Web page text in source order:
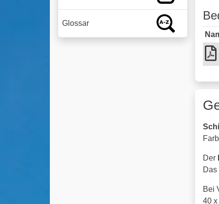
Glossar
Der
Bei
40 x